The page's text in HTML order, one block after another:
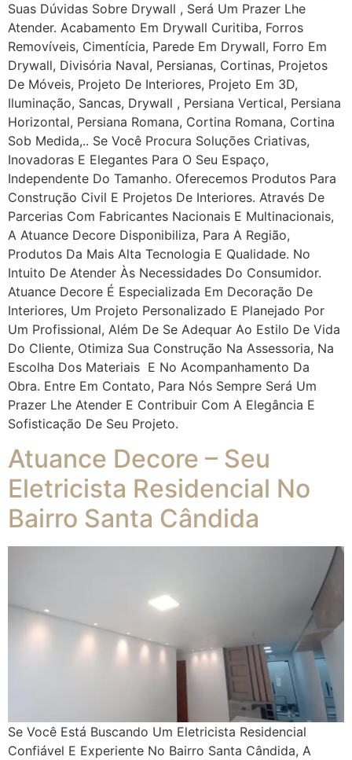
Suas Dúvidas Sobre Drywall ‎, Será Um Prazer Lhe
Atender. Acabamento Em Drywall Curitiba, Forros
Removíveis, Cimentícia, Parede Em Drywall, Forro Em
Drywall, Divisória Naval, Persianas, Cortinas, Projetos
De Móveis, Projeto De Interiores, Projeto Em 3D,
Iluminação, Sancas, Drywall , Persiana Vertical, Persiana
Horizontal, Persiana Romana, Cortina Romana, Cortina
Sob Medida,.. Se Você Procura Soluções Criativas,
Inovadoras E Elegantes Para O Seu Espaço,
Independente Do Tamanho. Oferecemos Produtos Para
Construção Civil E Projetos De Interiores. Através De
Parcerias Com Fabricantes Nacionais E Multinacionais,
A Atuance Decore Disponibiliza, Para A Região,
Produtos Da Mais Alta Tecnologia E Qualidade. No
Intuito De Atender Às Necessidades Do Consumidor.
Atuance Decore É Especializada Em Decoração De
Interiores, Um Projeto Personalizado E Planejado Por
Um Profissional, Além De Se Adequar Ao Estilo De Vida
Do Cliente, Otimiza Sua Construção Na Assessoria, Na
Escolha Dos Materiais E No Acompanhamento Da
Obra. Entre Em Contato, Para Nós Sempre Será Um
Prazer Lhe Atender E Contribuir Com A Elegância E
Sofisticação De Seu Projeto.
Atuance Decore – Seu
Eletricista Residencial No
Bairro Santa Cândida
Se Você Está Buscando Um Eletricista Residencial
Confiável E Experiente No Bairro Santa Cândida, A